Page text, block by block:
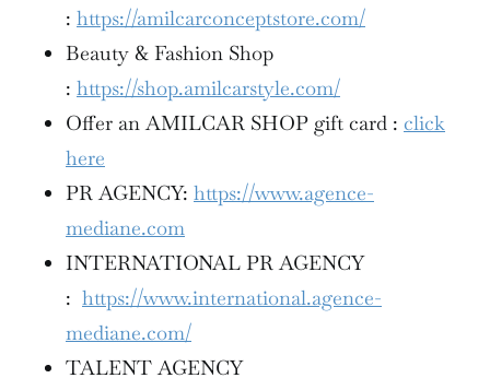
: https://amilcarconceptstore.com/
Beauty & Fashion Shop
: https://shop.amilcarstyle.com/
Offer an AMILCAR SHOP gift card : click
here
PR AGENCY: https://www.agence-
mediane.com
INTERNATIONAL PR AGENCY
: https://www.international.agence-
mediane.com/
TALENT AGENCY